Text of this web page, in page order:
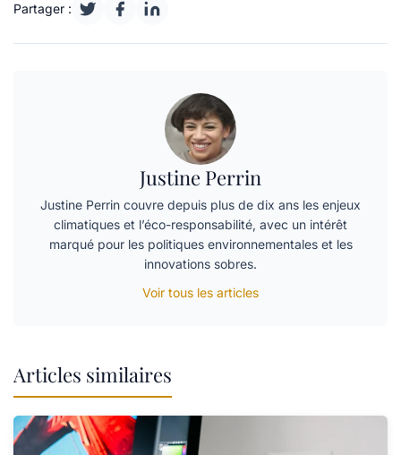
Partager :
Justine Perrin
Justine Perrin couvre depuis plus de dix ans les enjeux
climatiques et l’éco-responsabilité, avec un intérêt
marqué pour les politiques environnementales et les
innovations sobres.
Voir tous les articles
Articles similaires